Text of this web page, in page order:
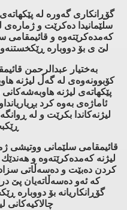
گۆڕانكاری گه‌وره‌ له‌
كه‌مده‌كرێته‌وه‌ و
لێ ی بۆ دووباره‌
به‌ختیار عبدالرحمن
كۆبوونه‌وه‌ی له‌ گه‌ڵ لیژنه‌
پێكهاته‌ی لیژنه‌
ئاماژه‌ی به‌وه‌ كرد
لیژنه‌كاندا بكرێت و له‌
لیژنه‌ كه‌مده‌كرێته‌وه‌ و
كردن ده‌بێت و ده‌سه‌ڵاتی
كه‌ ئه‌و ده‌سه‌ڵاته‌یان پێ
گۆڕانكاریانه‌ بۆ دووباره‌
چالاكیه‌كانی